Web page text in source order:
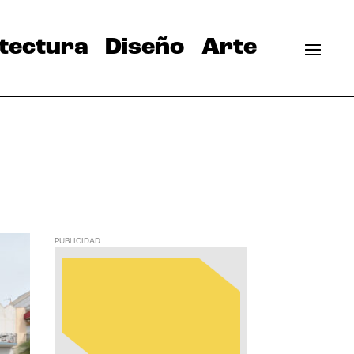
Diseño Arte
PUBLICIDAD